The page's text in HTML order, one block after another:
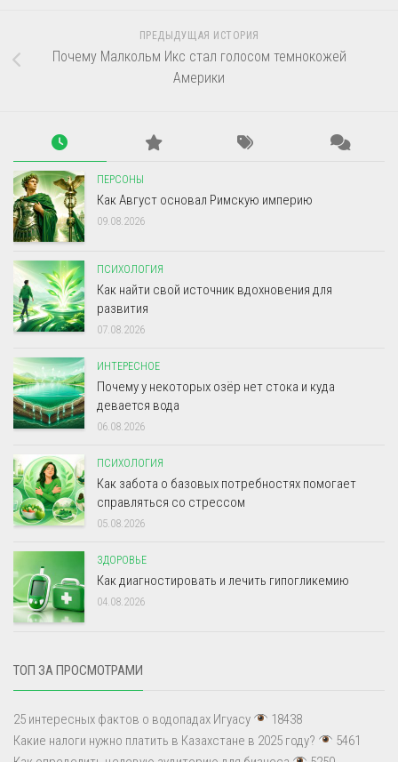
ПРЕДЫДУЩАЯ ИСТОРИЯ
Почему Малкольм Икс стал голосом темнокожей
Америки
ПЕРСОНЫ
Как Август основал Римскую империю
09.08.2026
ПСИХОЛОГИЯ
Как найти свой источник вдохновения для
развития
07.08.2026
ИНТЕРЕСНОЕ
Почему у некоторых озёр нет стока и куда
девается вода
06.08.2026
ПСИХОЛОГИЯ
Как забота о базовых потребностях помогает
справляться со стрессом
05.08.2026
ЗДОРОВЬЕ
Как диагностировать и лечить гипогликемию
04.08.2026
ТОП ЗА ПРОСМОТРАМИ
25 интересных фактов о водопадах Игуасу
18438
Какие налоги нужно платить в Казахстане в 2025 году?
5461